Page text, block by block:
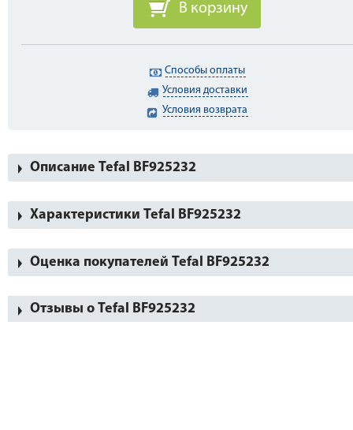
В корзину
Способы оплаты
Условия доставки
Условия возврата
Описание Tefal BF925232
Характеристики Tefal BF925232
Оценка покупателей Tefal BF925232
Отзывы о Tefal BF925232